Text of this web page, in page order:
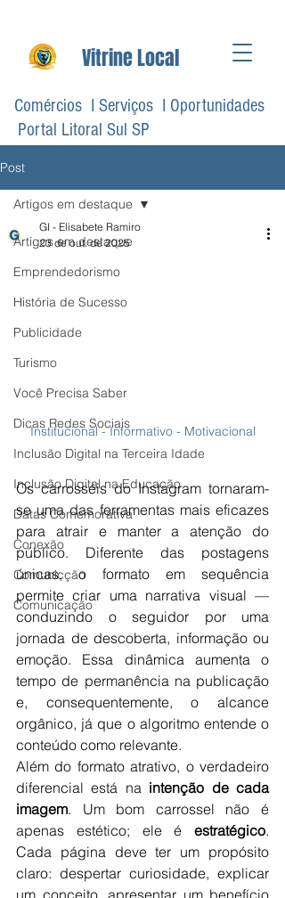
Vitrine Local
Comércios I Serviços I Oportunidades
Portal Litoral Sul SP
Post
Artigos em destaque
Emprendedorismo
História de Sucesso
Publicidade
Turismo
Você Precisa Saber
Dicas Redes Sociais
Inclusão Digital na Terceira Idade
Inclusão Digital na Educação
Datas Comemorativa
Conexão
Comunicção
Comunicação
Artigos em destaque
GI - Elisabete Ramiro
23 de out. de 2025
Institucional - Informativo - Motivacional
Os carrosséis do Instagram tornaram-
se uma das ferramentas mais eficazes
para atrair e manter a atenção do
público. Diferente das postagens
únicas, o formato em sequência
permite criar uma narrativa visual —
conduzindo o seguidor por uma
jornada de descoberta, informação ou
emoção. Essa dinâmica aumenta o
tempo de permanência na publicação
e, consequentemente, o alcance
orgânico, já que o algoritmo entende o
conteúdo como relevante.
Além do formato atrativo, o verdadeiro
diferencial está na intenção de cada
imagem. Um bom carrossel não é
apenas estético; ele é estratégico.
Cada página deve ter um propósito
claro: despertar curiosidade, explicar
um conceito, apresentar um benefício